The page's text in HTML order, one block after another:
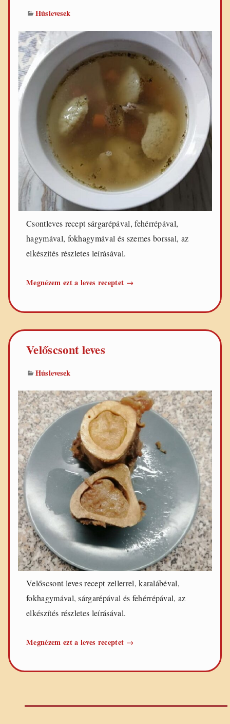
Húslevesek
Csontleves recept sárgarépával, fehérrépával,
hagymával, fokhagymával és szemes borssal, az
elkészítés részletes leírásával.
Megnézem ezt a leves receptet Csontleves
→
Velőscsont leves
Húslevesek
Velőscsont leves recept zellerrel, karalábéval,
fokhagymával, sárgarépával és fehérrépával, az
elkészítés részletes leírásával.
Megnézem ezt a leves receptet Velőscsont
→